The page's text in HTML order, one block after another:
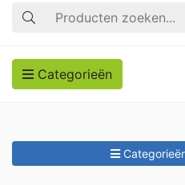
Zoek op
Categorieën